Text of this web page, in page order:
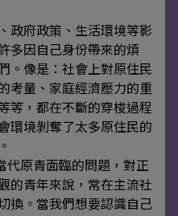
政府政策、生活環境等影
多因自己身份帶來的煩
。像是：社會上對原住民
考量、家庭經濟壓力的重
等，都在不斷的穿梭過程
環境剝奪了太多原住民的
代原青面臨的問題，對正
的青年來說，常在主流社
換。當我們想要認識自己